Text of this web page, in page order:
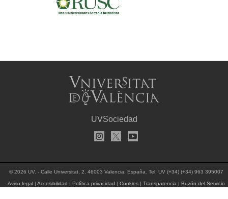
UVSociedad
© 2026 UV. - Calle Universitat, 2. 46003 Valencia. España. Tel. UV (+34) (+34) 963 395007
Aviso legal |Accesibilidad |Política privacidad |Cookies |Transparencia |Buzón del Servicio